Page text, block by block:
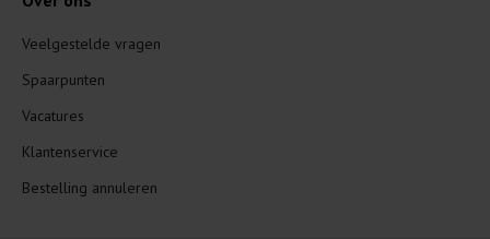
Veelgestelde vragen
Spaarpunten
Vacatures
Klantenservice
Bestelling annuleren